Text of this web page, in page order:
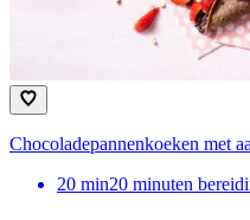
Chocoladepannenkoeken met
20 min20 minuten